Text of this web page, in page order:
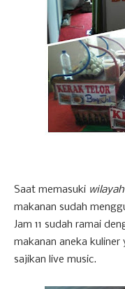
Saat memasuki wilayah
makanan sudah
Jam 11 sudah ramai
makanan aneka
sajikan live music.